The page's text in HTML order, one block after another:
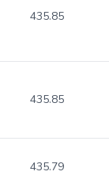
435.85
435.85
435.79